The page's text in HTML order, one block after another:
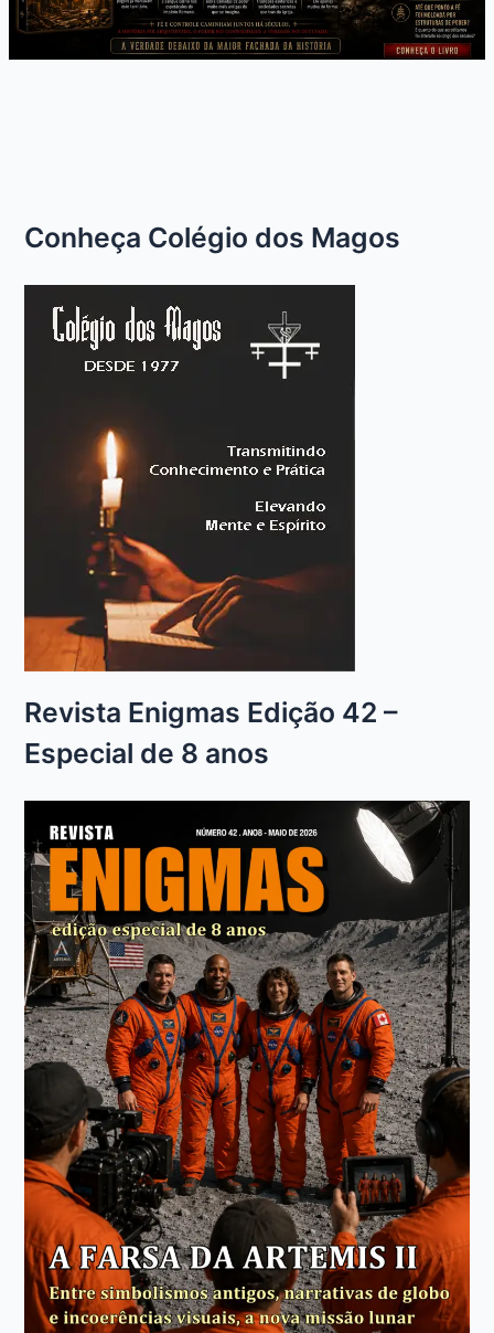
Conheça Colégio dos Magos
Revista Enigmas Edição 42 –
Especial de 8 anos